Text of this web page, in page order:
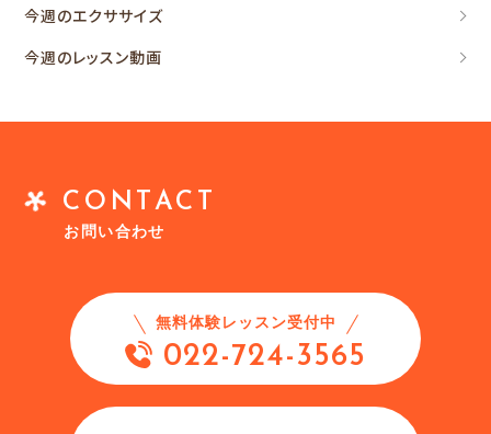
今週のエクササイズ
今週のレッスン動画
CONTACT
お問い合わせ
無料体験レッスン受付中
022-724-3565